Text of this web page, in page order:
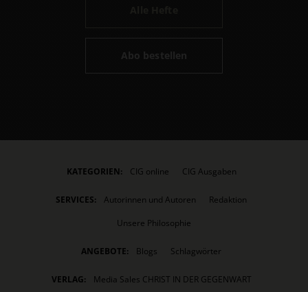
Abo bestellen
KATEGORIEN: CIG online CIG Ausgaben
SERVICES: Autorinnen und Autoren
Redaktion
Unsere Philosophie
ANGEBOTE: Blogs Schlagwörter
VERLAG:
Media Sales CHRIST IN DER GEGENWART